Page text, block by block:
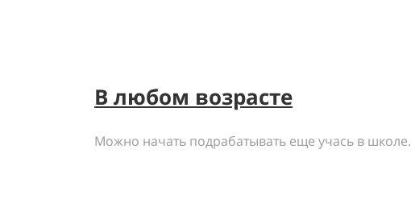
В любом возрасте
Можно начать подрабатывать еще учась в школе.